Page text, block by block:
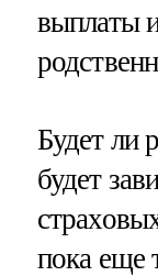
выплаты
Будет ли
будет
пока еще